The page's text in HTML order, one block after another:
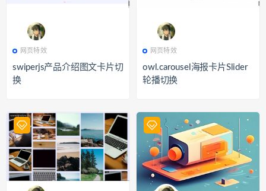
811
网页特效
swiperjs产品介绍图文卡片切
换
668
网页特效
owl.carousel海报卡片Slider
轮播切换